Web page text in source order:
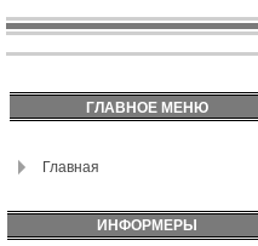
ГЛАВНОЕ МЕНЮ
Главная
ИНФОРМЕРЫ